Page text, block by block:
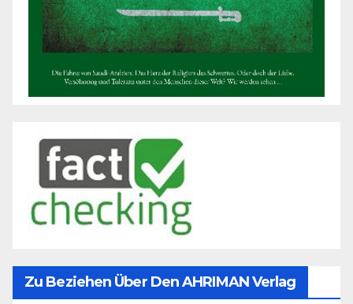
Zu Beziehen Über Den AHRIMAN Verlag